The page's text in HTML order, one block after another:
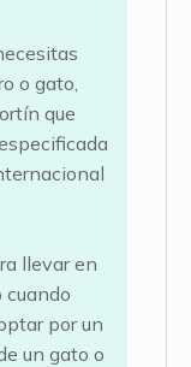
o gato,
que
llevar en
por un
un gato o